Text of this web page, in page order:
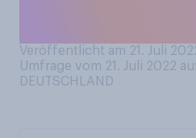
Veröffentlicht am 21. Juli
Umfrage vom 21. Juli 2022
DEUTSCHLAND